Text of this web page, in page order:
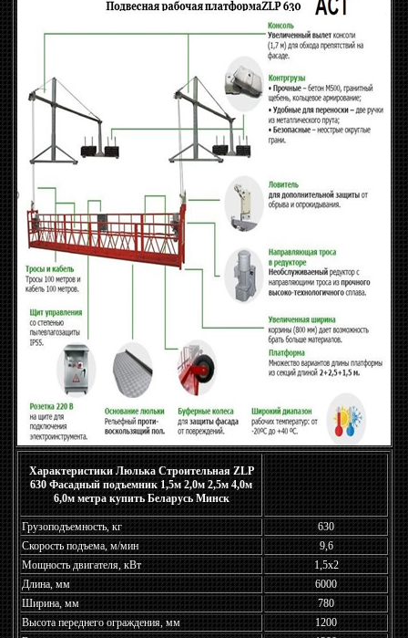
Характеристики Люлька Строительная ZLP
630 Фасадный подъемник 1,5м 2,0м 2,5м 4,0м
6,0м метра купить Беларусь Минск
Грузоподъемность, кг
630
Скорость подъема, м/мин
9,6
Мощность двигателя, кВт
1,5x2
Длина, мм
6000
Ширина, мм
780
Высота переднего ограждения, мм
1200